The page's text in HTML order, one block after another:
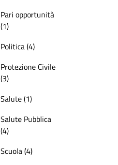
Pari opportunità
(1)
Politica (4)
Protezione Civile
(3)
Salute (1)
Salute Pubblica
(4)
Scuola (4)